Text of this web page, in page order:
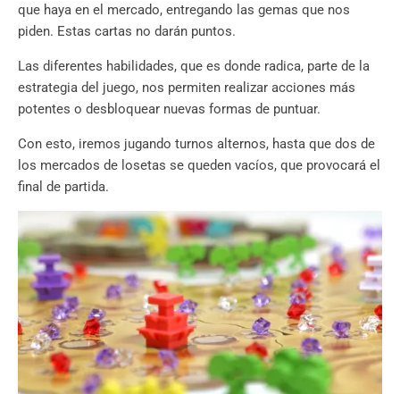
que haya en el mercado, entregando las gemas que nos
piden. Estas cartas no darán puntos.
Las diferentes habilidades, que es donde radica, parte de la
estrategia del juego, nos permiten realizar acciones más
potentes o desbloquear nuevas formas de puntuar.
Con esto, iremos jugando turnos alternos, hasta que dos de
los mercados de losetas se queden vacíos, que provocará el
final de partida.